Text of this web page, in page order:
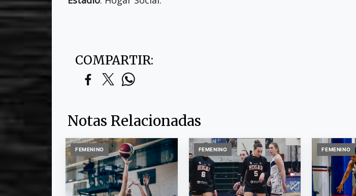
COMPARTIR:
Notas Relacionadas
FEMENINO FEMENINO FEMENINO